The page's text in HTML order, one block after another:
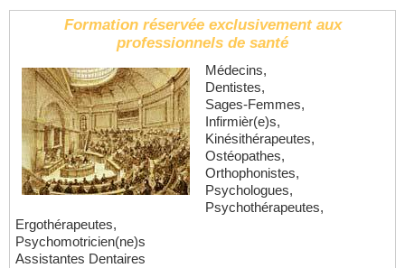
Formation réservée exclusivement aux
professionnels de santé
Médecins,
Dentistes,
Sages-Femmes,
Infirmièr(e)s,
Kinésithérapeutes,
Ostéopathes,
Orthophonistes,
Psychologues,
Psychothérapeutes,
Ergothérapeutes,
Psychomotricien(ne)s
Assistantes Dentaires